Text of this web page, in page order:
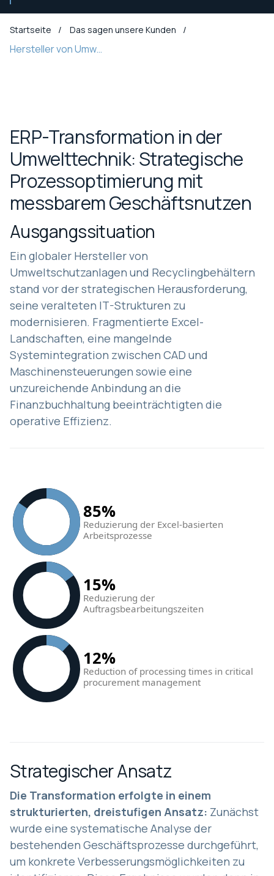
Startseite Das sagen unsere Kunden
Hersteller von Umweltschutzausrüstung
ERP-Transformation in der
Umwelttechnik: Strategische
Prozessoptimierung mit
messbarem Geschäftsnutzen
Ausgangssituation
Ein globaler Hersteller von
Umweltschutzanlagen und Recyclingbehältern
stand vor der strategischen Herausforderung,
seine veralteten IT-Strukturen zu
modernisieren. Fragmentierte Excel-
Landschaften, eine mangelnde
Systemintegration zwischen CAD und
Maschinensteuerungen sowie eine
unzureichende Anbindung an die
Finanzbuchhaltung beeinträchtigten die
operative Effizienz.
85%
Reduzierung der Excel-basierten
Arbeitsprozesse
15%
Reduzierung der
Auftragsbearbeitungszeiten
12%
Reduction of processing times in critical
procurement management
Strategischer Ansatz
Die Transformation erfolgte in einem
strukturierten, dreistufigen Ansatz: Zunächst
wurde eine systematische Analyse der
bestehenden Geschäftsprozesse durchgeführt,
um konkrete Verbesserungsmöglichkeiten zu